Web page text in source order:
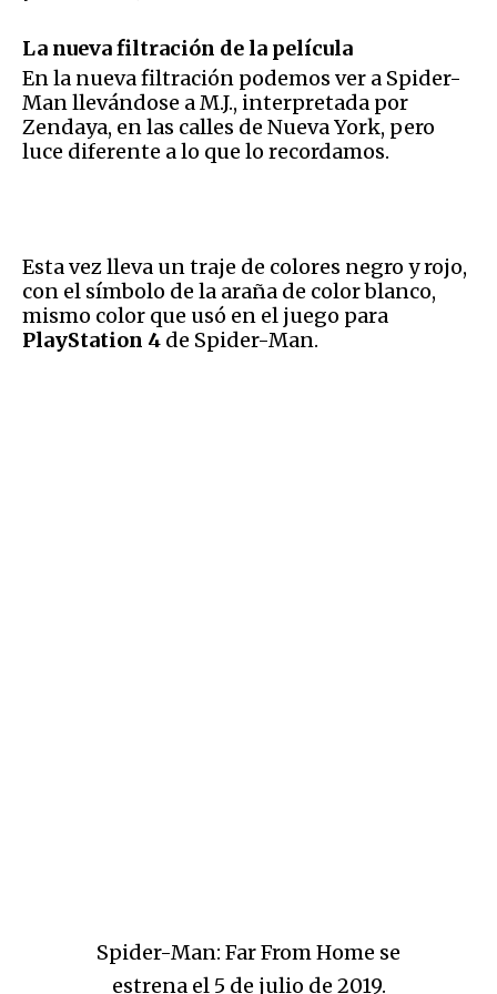
La nueva filtración de la película
En la nueva filtración podemos ver a Spider-
Man llevándose a M.J., interpretada por
Zendaya, en las calles de Nueva York, pero
luce diferente a lo que lo recordamos.
Esta vez lleva un traje de colores negro y rojo,
con el símbolo de la araña de color blanco,
mismo color que usó en el juego para
PlayStation 4 de Spider-Man.
Spider-Man: Far From Home se
estrena el 5 de julio de 2019.